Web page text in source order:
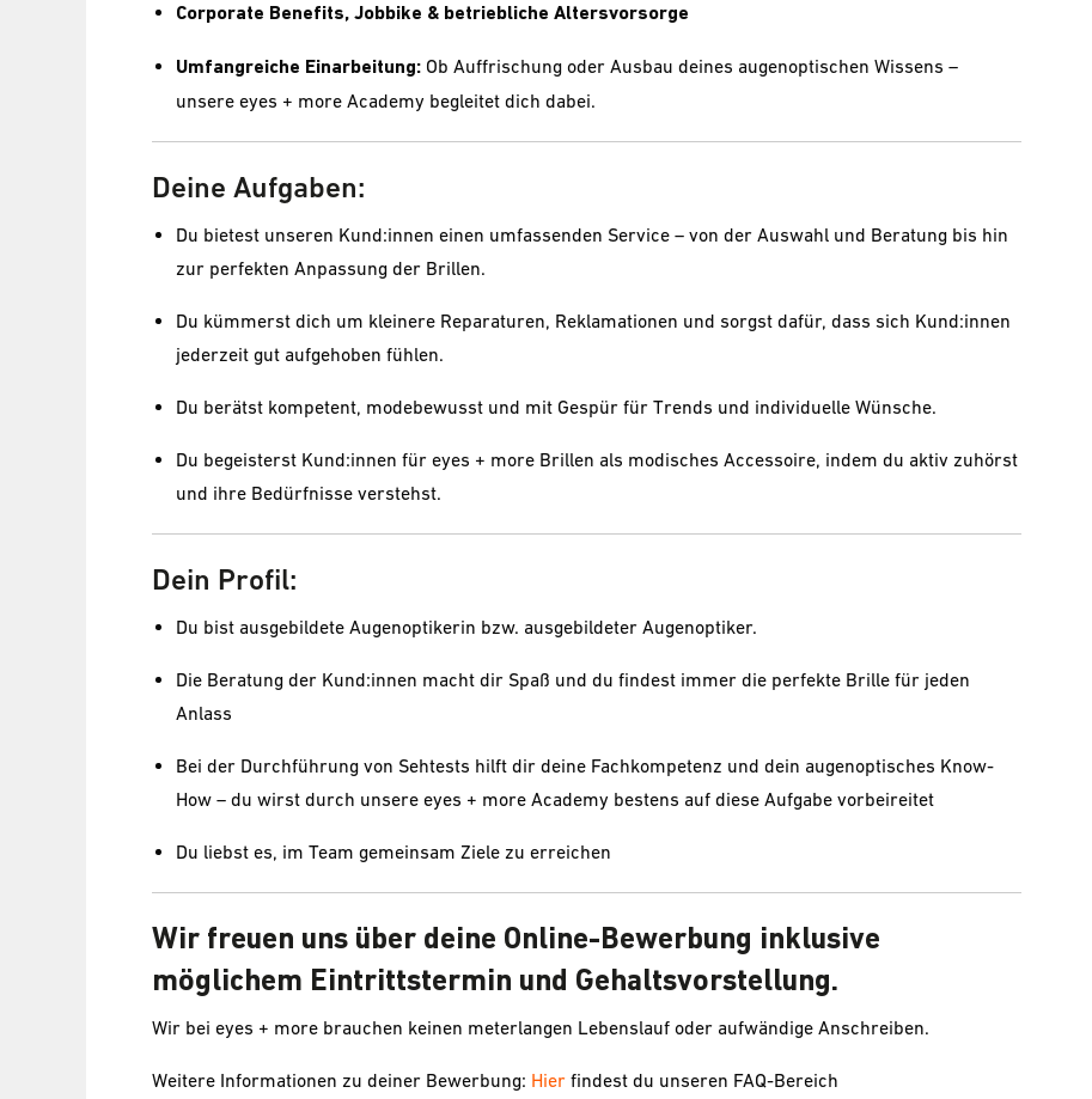
Corporate Benefits, Jobbike & betriebliche Altersvorsorge
Umfangreiche Einarbeitung: Ob Auffrischung oder Ausbau deines augenoptischen Wissens –
unsere eyes + more Academy begleitet dich dabei.
Deine Aufgaben:
Du bietest unseren Kund:innen einen umfassenden Service – von der Auswahl und Beratung bis hin
zur perfekten Anpassung der Brillen.
Du kümmerst dich um kleinere Reparaturen, Reklamationen und sorgst dafür, dass sich Kund:innen
jederzeit gut aufgehoben fühlen.
Du berätst kompetent, modebewusst und mit Gespür für Trends und individuelle Wünsche.
Du begeisterst Kund:innen für eyes + more Brillen als modisches Accessoire, indem du aktiv zuhörst
und ihre Bedürfnisse verstehst.
Dein Profil:
Du bist ausgebildete Augenoptikerin bzw. ausgebildeter Augenoptiker.
Die Beratung der Kund:innen macht dir Spaß und du findest immer die perfekte Brille für jeden
Anlass
Bei der Durchführung von Sehtests hilft dir deine Fachkompetenz und dein augenoptisches Know-
How – du wirst durch unsere eyes + more Academy bestens auf diese Aufgabe vorbeireitet
Du liebst es, im Team gemeinsam Ziele zu erreichen
Wir freuen uns über deine Online-Bewerbung inklusive
möglichem Eintrittstermin und Gehaltsvorstellung.
Wir bei eyes + more brauchen keinen meterlangen Lebenslauf oder aufwändige Anschreiben.
Weitere Informationen zu deiner Bewerbung: Hier findest du unseren FAQ-Bereich